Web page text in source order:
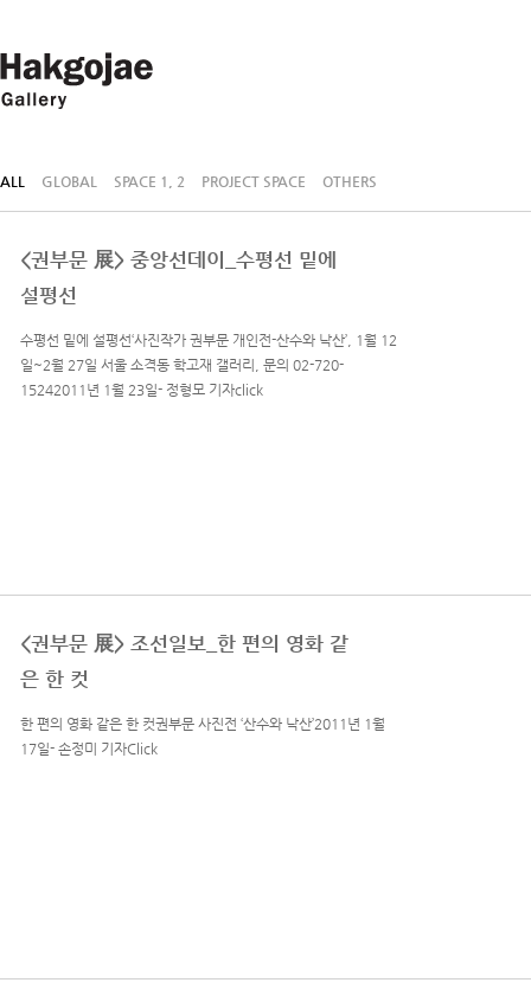
ALL GLOBAL SPACE 1, 2 PROJECT SPACE OTHERS
<권부문 展> 중앙선데이_수평선 밑에
설평선
수평선 밑에 설평선‘사진작가 권부문 개인전-산수와 낙산’, 1월 12
일~2월 27일 서울 소격동 학고재 갤러리, 문의 02-720-
15242011년 1월 23일- 정형모 기자click
<권부문 展> 조선일보_한 편의 영화 같
은 한 컷
한 편의 영화 같은 한 컷권부문 사진전 ‘산수와 낙산’2011년 1월
17일- 손정미 기자Click